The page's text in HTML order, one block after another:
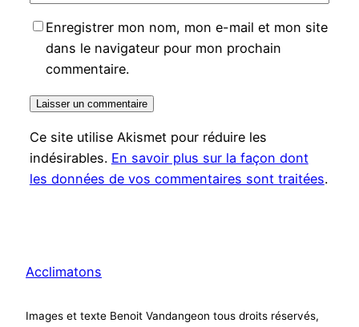
Enregistrer mon nom, mon e-mail et mon site
dans le navigateur pour mon prochain
commentaire.
Ce site utilise Akismet pour réduire les
indésirables. En savoir plus sur la façon dont
les données de vos commentaires sont traitées.
Acclimatons
Images et texte Benoit Vandangeon tous droits réservés,